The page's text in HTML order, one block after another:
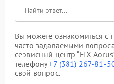
Вы можете ознакомиться
часто задаваемыми
сервисный центр “FIX-
телефону+7 (381) 267-81-
свой вопрос.